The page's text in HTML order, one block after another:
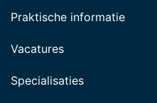
Praktische informatie
Vacatures
Specialisaties